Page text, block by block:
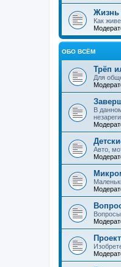
Жизнь
Как
ОБО ВСЁМ
Трёп
Для
В
Авто,
Вопросы